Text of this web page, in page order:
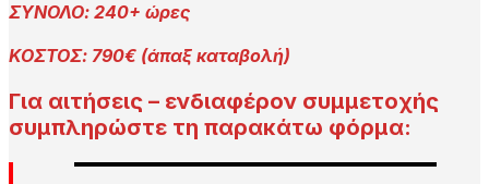
ΣΥΝΟΛΟ: 240+ ώρες
ΚΟΣΤΟΣ: 790€ (άπαξ καταβολή)
Για αιτήσεις – ενδιαφέρον συμμετοχής
συμπληρώστε τη παρακάτω φόρμα: